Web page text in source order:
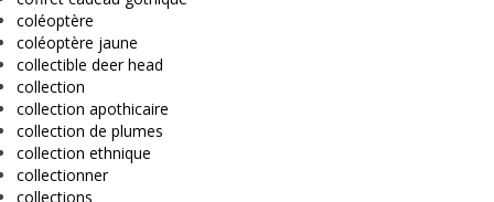
coléoptère
coléoptère jaune
collectible deer head
collection
collection apothicaire
collection de plumes
collection ethnique
collectionner
collections